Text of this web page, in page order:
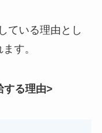
ている理由とし
す。
する理由>